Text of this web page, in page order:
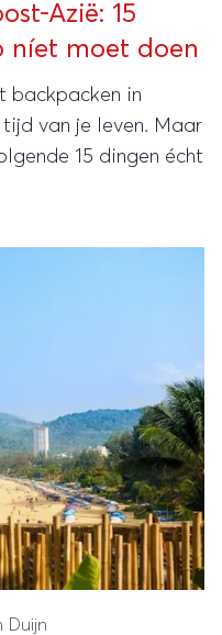
Azië: 15
níet moet doen
backpacken in
van je leven. Maar
15 dingen écht
Duijn